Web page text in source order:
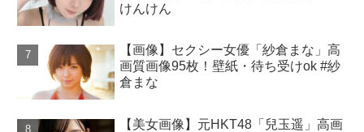
けんけん
【画像】セクシー女優「紗倉まな」高
画質画像95枚！壁紙・待ち受けok #紗
倉まな
【美女画像】元HKT48「兒玉遥」高画